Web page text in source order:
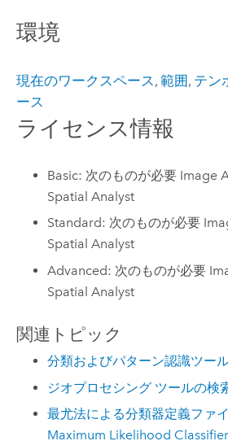
環境
現在のワークスペース , 範囲, テン
ース
ライセンス情報
Basic: 次のものが必要 Image
Spatial Analyst
Standard: 次のものが必要
Spatial Analyst
Advanced: 次のものが必要
Spatial Analyst
関連トピック
分類およびパターン認識ツー
ジオプロセシング ツールの検
最尤法による分類器定義ファ
Maximum Likelihood